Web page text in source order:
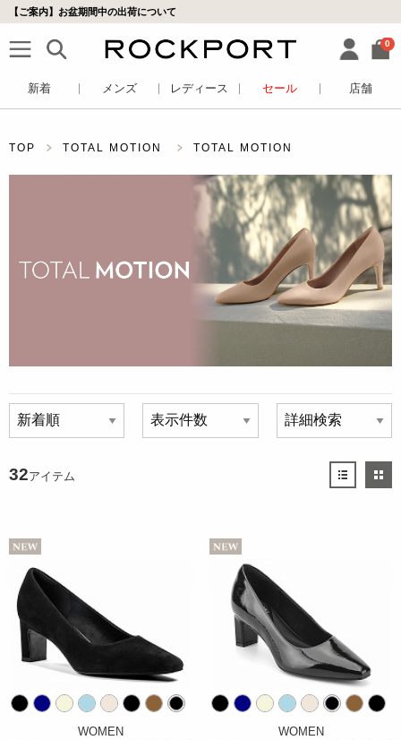
【ご案内】お盆期間中の出荷について
0
新着 メンズ レディース セール 店舗
TOP TOTAL MOTION TOTAL MOTION
32アイテム
WOMEN
WOMEN